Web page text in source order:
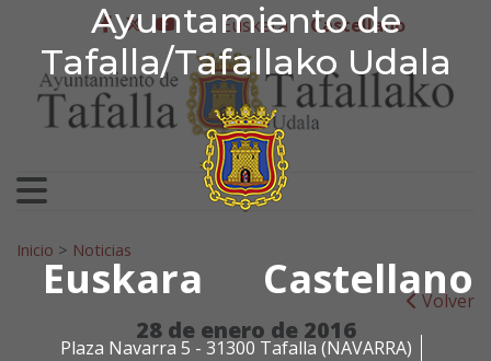
Ayuntamiento de
Tafalla/Tafallako Udala
Euskara Castellano
Plaza Navarra 5 - 31300 Tafalla (NAVARRA)
Ir al contenido
Ayuntamiento de
facebook
twitter
youtube
Euskera Castellano
Search for:
Inicio > Noticias
Volver
28 de enero de 2016